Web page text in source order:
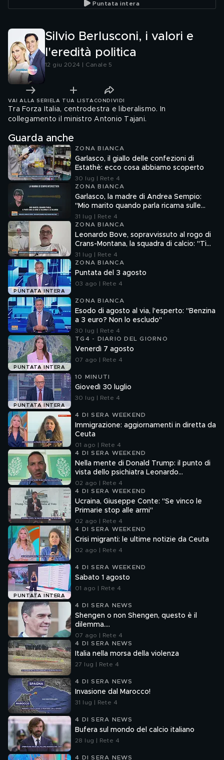
Puntata intera
Silvio Berlusconi, i valori e
l'eredità politica
12 giu 2024 | Canale 5
VAI ALLA SERIE LA TUA LISTA CONDIVIDI
Tra Forza Italia, centrodestra e liberalismo. In
collegamento il ministro Antonio Tajani.
Guarda anche
ZONA BIANCA
Garlasco, il giallo delle confezioni di
Estathè: ecco cosa abbiamo scoperto
30 lug | Rete 4
ZONA BIANCA
Garlasco, la madre di Andrea Sempio:
"Mio marito quando parla ricama sulle
cose"
31 lug | Rete 4
ZONA BIANCA
Leonardo Bove, sopravvissuto al rogo di
Crans-Montana, la squadra di calcio: "Ti
aspettiamo"
31 lug | Rete 4
PUNTATA INTERA
ZONA BIANCA
Puntata del 3 agosto
03 ago | Rete 4
ZONA BIANCA
Esodo di agosto al via, l'esperto: "Benzina
a 3 euro? Non lo escludo"
30 lug | Rete 4
PUNTATA INTERA
TG4 - DIARIO DEL GIORNO
Venerdì 7 agosto
07 ago | Rete 4
PUNTATA INTERA
10 MINUTI
Giovedì 30 luglio
30 lug | Rete 4
4 DI SERA WEEKEND
Immigrazione: aggiornamenti in diretta da
Ceuta
01 ago | Rete 4
4 DI SERA WEEKEND
Nella mente di Donald Trump: il punto di
vista dello psichiatra Leonardo
Mendolicchio
02 ago | Rete 4
4 DI SERA WEEKEND
Ucraina, Giuseppe Conte: "Se vinco le
Primarie stop alle armi"
02 ago | Rete 4
4 DI SERA WEEKEND
Crisi migranti: le ultime notizie da Ceuta
02 ago | Rete 4
PUNTATA INTERA
4 DI SERA WEEKEND
Sabato 1 agosto
01 ago | Rete 4
4 DI SERA NEWS
Shengen o non Shengen, questo è il
dilemma....
07 ago | Rete 4
4 DI SERA NEWS
Italia nella morsa della violenza
27 lug | Rete 4
4 DI SERA NEWS
Invasione dal Marocco!
31 lug | Rete 4
4 DI SERA NEWS
Bufera sul mondo del calcio italiano
28 lug | Rete 4
4 DI SERA NEWS